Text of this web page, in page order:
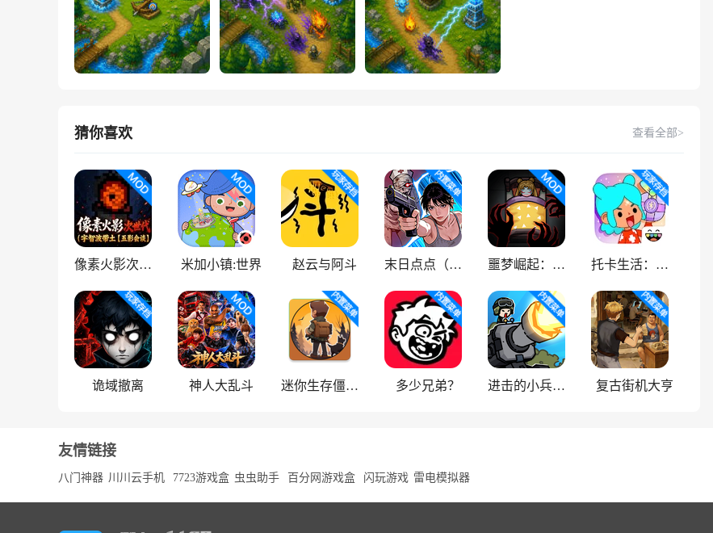
猜你喜欢 查看全部>
像素火影次世代 米加小镇:世界 赵云与阿斗 末日点点（辅助菜单） 噩梦崛起：生存 托卡生活：世界
诡域撤离 神人大乱斗 迷你生存僵尸大战魔改版 多少兄弟？ 进击的小兵（内置菜单） 复古街机大亨
友情链接
八门神器 川川云手机 7723游戏盒 虫虫助手 百分网游戏盒 闪玩游戏 雷电模拟器